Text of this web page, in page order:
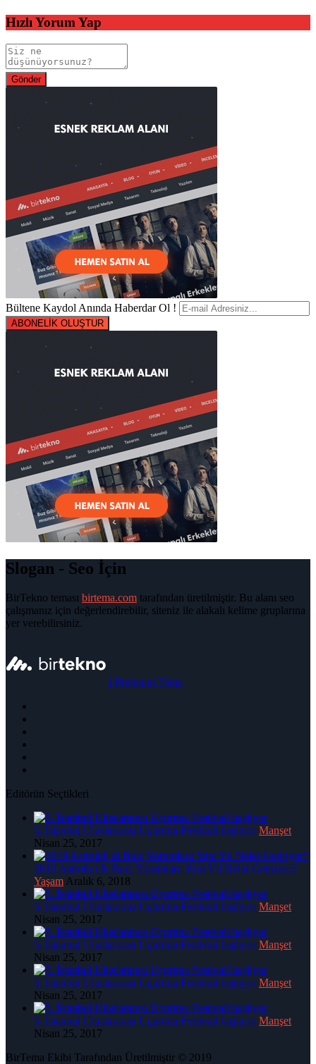
Hızlı Yorum Yap
Bültene Kaydol Anında Haberdar Ol !
ABONELİK OLUŞTUR
Slogan - Seo İçin
BirTekno teması birtema.com tarafından üretilmiştir. Bu alanı seo
çalışmanız için değerlendirebilir, siteniz ile alakalı kelime gruplarına
yer verebilirsiniz.
| Premium Tema
Editörün Seçtikleri
5. İstanbul Uluslararası Uçurtma Festivali başlıyor Manşet
Nisan 25, 2017
2019 Astroloji & Burç Yorumları: Yeni Yıl Neler Getiriyor?
Yaşam Aralık 6, 2018
5. İstanbul Uluslararası Uçurtma Festivali başlıyor Manşet
Nisan 25, 2017
5. İstanbul Uluslararası Uçurtma Festivali başlıyor Manşet
Nisan 25, 2017
5. İstanbul Uluslararası Uçurtma Festivali başlıyor Manşet
Nisan 25, 2017
5. İstanbul Uluslararası Uçurtma Festivali başlıyor Manşet
Nisan 25, 2017
BirTema Ekibi Tarafından Üretilmiştir © 2019